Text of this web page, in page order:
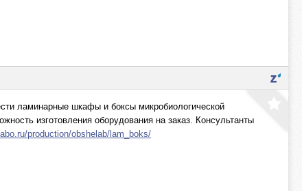
ламинарные шкафы и боксы микробиологической
изготовления оборудования на заказ. Консультанты
production/obshelab/lam_boks/